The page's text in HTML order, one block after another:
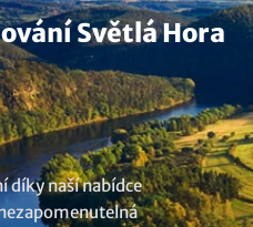
Světlá Hora
díky naší nabídce